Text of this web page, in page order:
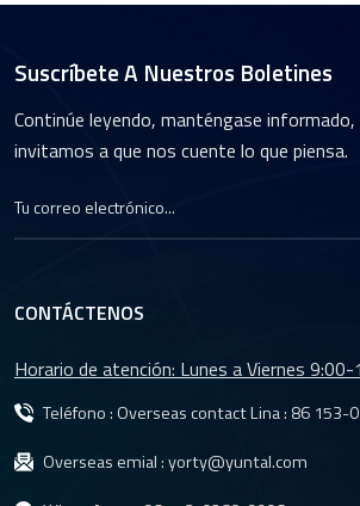
Suscríbete A Nuestros Boletines
Continúe leyendo, manténgase informado,
invitamos a que nos cuente lo que piensa.
CONTÁCTENOS
Horario de atención: Lunes a Viernes
Teléfono : Overseas contact Lina : 86 153-
Overseas emial :yorty@yuntal.com